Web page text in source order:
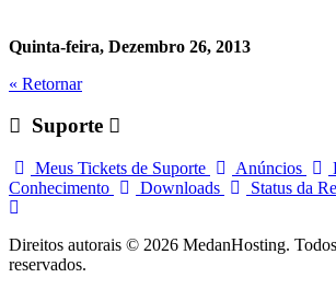
Quinta-feira, Dezembro 26, 2013
« Retornar
Suporte
Meus Tickets de Suporte Anúncios
Conhecimento
Downloads Status da
Direitos autorais © 2026 MedanHosting.
reservados.